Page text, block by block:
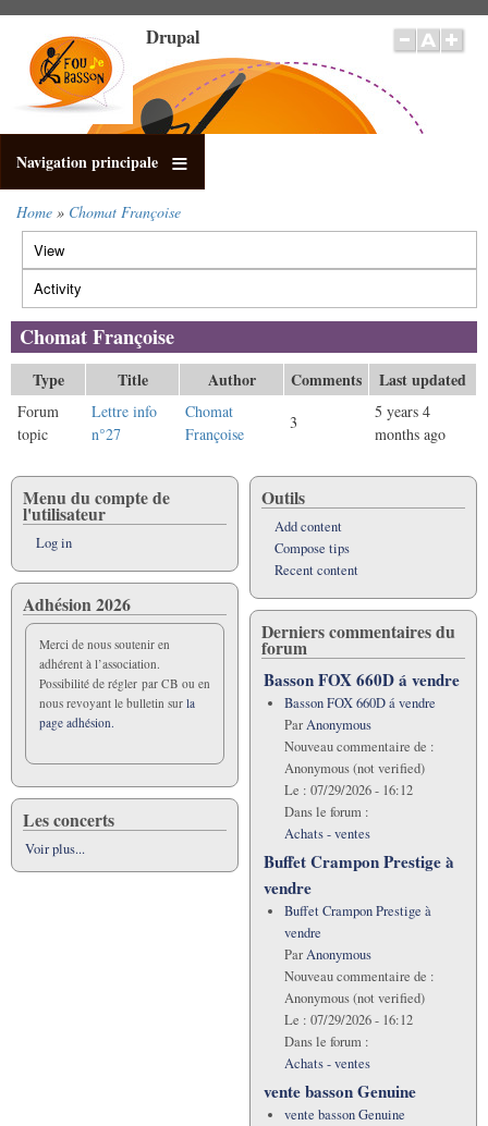
main
content
Drupal
Navigation principale
Breadcrumb
Home Chomat Françoise
Primary
tabs
View
Activity
tab)
Chomat Françoise
Type Title Author Comments Last updated
Forum
topic
Lettre info
n°27
Chomat
Françoise
3
5 years 4
months ago
Menu du compte de
l'utilisateur
Log in
Adhésion 2026
Merci de nous soutenir en
adhérent à l’association.
Possibilité de régler par CB ou en
nous revoyant le bulletin sur la
page adhésion.
Les concerts
Voir plus...
Outils
Add content
Compose tips
Recent content
Derniers commentaires du
forum
Basson FOX 660D á vendre
Basson FOX 660D á vendre
ParAnonymous
Nouveau commentaire de :
Anonymous (not verified)
Le : 07/29/2026 - 16:12
Dans le forum :
Achats - ventes
Buffet Crampon Prestige à
vendre
Buffet Crampon Prestige à
vendre
ParAnonymous
Nouveau commentaire de :
Anonymous (not verified)
Le : 07/29/2026 - 16:12
Dans le forum :
Achats - ventes
vente basson Genuine
vente basson Genuine